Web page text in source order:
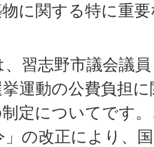
に関する特に重
習志野市議会議
運動の公費負担
定についてです
」の改正により、